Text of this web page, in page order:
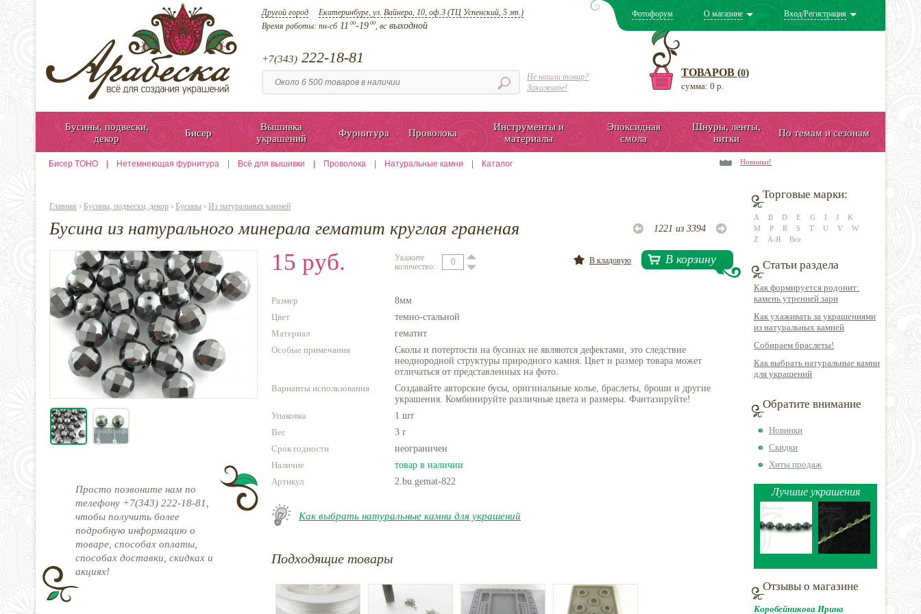
Другой город Екатеринбург, ул. Вайнера, 10, оф.3 (ТЦ Успенский, 5 эт.)
Время работы: пн-сб11 00-19 00, всвыходной
+7(343) 222-18-81
Не нашли товар?
Закажите!
Фотофорум О магазине Вход/Регистрация
ТОВАРОВ (0)
сумма: 0 р.
Бусины, подвески,
декор
Бисер
Вышивка
украшений
Фурнитура Проволока
Инструменты и
материалы
Эпоксидная
смола
Шнуры, ленты,
нитки
По темам и сезонам
Бисер TOHO Нетемнеющая фурнитура Всё для вышивки Проволока Натуральные камни Каталог Новинки!
Главная › Бусины, подвески, декор › Бусины › Из натуральных камней
Бусина из натурального минерала гематит круглая граненая 1221 из 3394
Просто позвоните нам по
телефону +7(343) 222-18-81,
чтобы получить более
подробную информацию о
товаре, способах оплаты,
способах доставки, скидках и
акциях!
15 руб.
Укажите
количество:
В корзину
В кладовую
Размер
8мм
Цвет
темно-стальной
Материал
гематит
Особые примечания
Сколы и потертости на бусинах не являются дефектами, это следствие
неоднородной структуры природного камня. Цвет и размер товара может
отличаться от представленных на фото.
Варианты использования
Создавайте авторские бусы, оригинальные колье, браслеты, броши и другие
украшения. Комбинируйте различные цвета и размеры. Фантазируйте!
Упаковка
1 шт
Вес
3 г
Срок годности
неограничен
Наличие
товар в наличии
Артикул
2.bu.gemat-822
Как выбрать натуральные камни для украшений
Подходящие товары
Торговые марки:
A B D E G I J
K
M
P R S T U V
W
Z
А-Я Все
Статьи раздела
Как формируется родонит:
камень утренней зари
Как ухаживать за украшениями
из натуральных камней
Собираем браслеты!
Как выбрать натуральные камни
для украшений
Обратите внимание
Новинки
Скидки
Хиты продаж
Лучшие украшения
Отзывы о магазине
Коробейникова Ирина